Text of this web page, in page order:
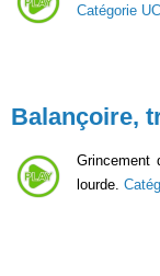
Catégorie
Balançoire,
Grincement
lourde.